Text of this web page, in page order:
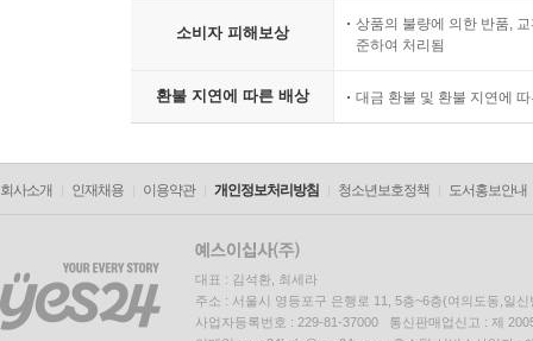
소비자 피해보상
상품의 불량에 의한 반품,
준하여 처리됨
환불 지연에 따른 배상 대금 환불 및 환불 지연에
회사소개 인재채용 이용약관 개인정보처리방침 청소년보호정책 도서홍보안내
대표 : 김석환, 최세라
주소 : 서울시 영등포구 은행로 11, 5층~6층(여의도동,일신
사업자등록번호 : 229-81-37000 통신판매업신고 : 제